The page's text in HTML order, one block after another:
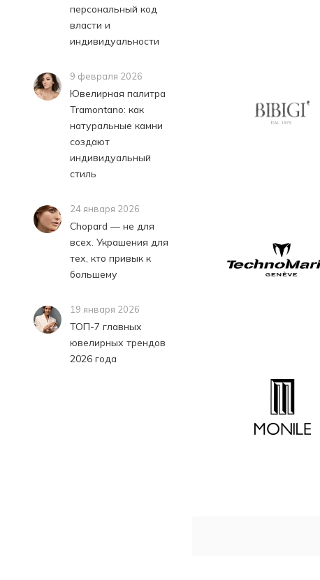
персональный код
власти и
индивидуальности
9 февраля 2026
Ювелирная палитра
Tramontano: как
натуральные камни
создают
индивидуальный
стиль
24 января 2026
Chopard — не для
всех. Украшения для
тех, кто привык к
большему
19 января 2026
ТОП-7 главных
ювелирных трендов
2026 года